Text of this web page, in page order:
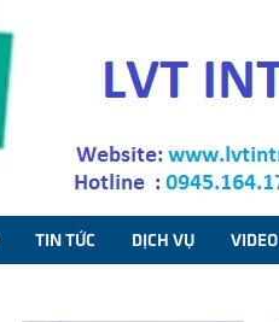
TIN TỨC DỊCH VỤ VIDEO